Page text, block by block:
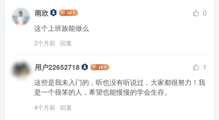
雨欣
0
这个上班族能做么
2个月前 回复
用户22652718
1
这些是我未入门的，听也没有听说过，大家都很努力！我
是一个很笨的人，希望也能慢慢的学会生存。
4个月前 回复